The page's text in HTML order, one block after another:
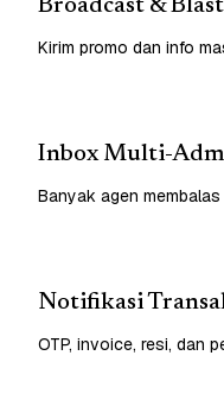
Broadcast & Blast
Kirim promo dan info
Inbox Multi-
Banyak agen
Notifikasi
OTP, invoice, resi, dan